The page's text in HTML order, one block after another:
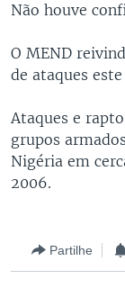
Não houve
O MEND
de ataques
Ataques e
grupos
Nigéria em
2006.
Partilhe